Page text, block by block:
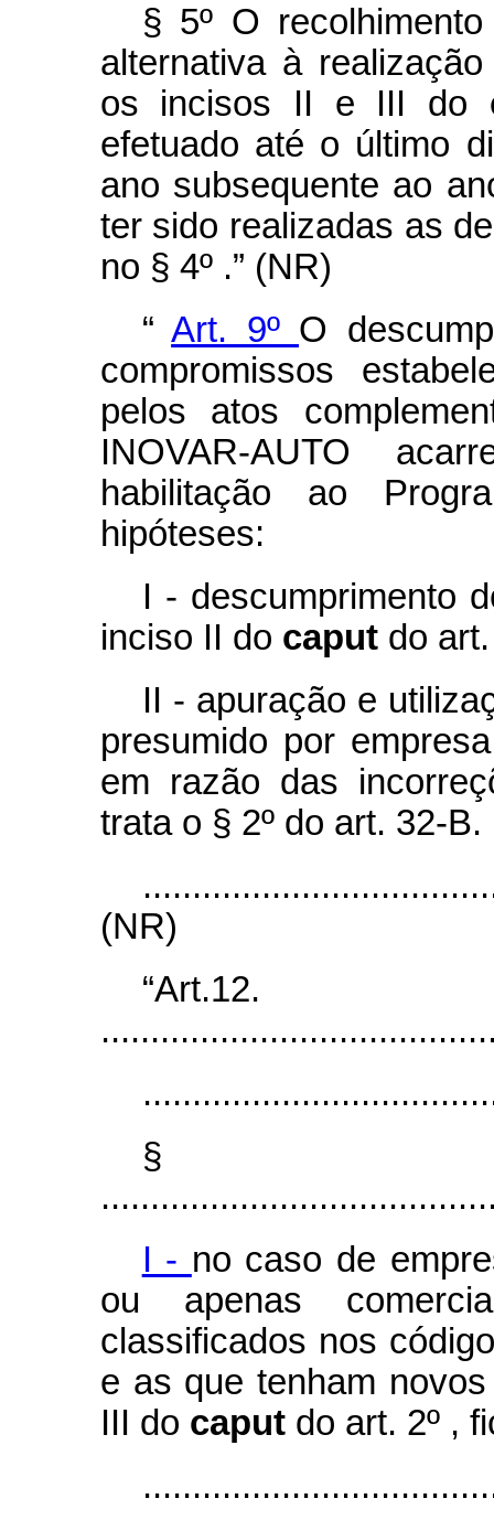
§ 5º O
alternativa à
os incisos II e III do
efetuado até o último
ano subsequente ao
ter sido realizadas as
no § 4º .” (NR)
“Art. 9º O
compromissos
pelos atos
INOVAR-AUTO
habilitação ao
hipóteses:
I - descumprimento
inciso II do caput do
II - apuração e
presumido por
em razão das
trata o § 2º do art. 32-B.
(NR)
“Art.12.
§
I - no caso de
ou apenas
classificados nos
e as que tenham
III do caput do art. 2º ,